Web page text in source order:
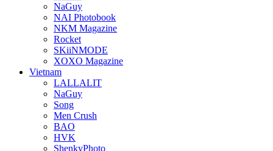
NaGuy
NAI Photobook
NKM Magazine
Rocket
SKiiNMODE
XOXO Magazine
Vietnam
LALLALIT
NaGuy
Song
Men Crush
BAO
HVK
ShenkyPhoto